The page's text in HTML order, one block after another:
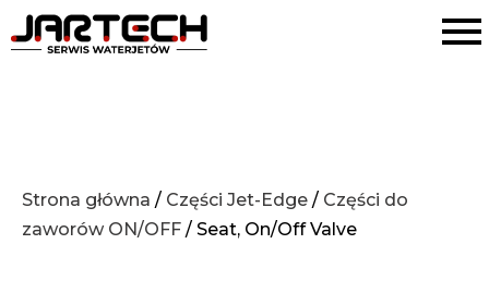
Strona główna / Części Jet-Edge / Części do
zaworów ON/OFF / Seat, On/Off Valve